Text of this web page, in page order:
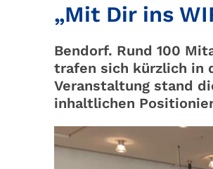
„Mit Dir ins
Bendorf. Rund 100
trafen sich kürzlich in
Veranstaltung stand
inhaltlichen